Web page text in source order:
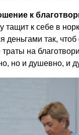
к
тащит к себе в
деньгами так,
на
но и душевно, и